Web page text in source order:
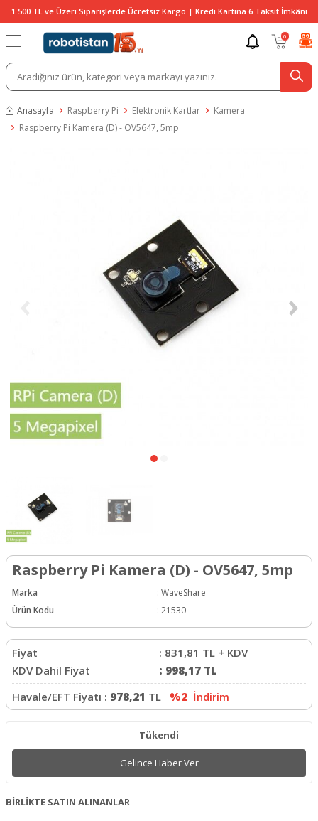
1.500 TL ve Üzeri Siparişlerde Ücretsiz Kargo | Kredi Kartına 6 Taksit İmkânı
0
Anasayfa Raspberry Pi Elektronik Kartlar
Kamera
Raspberry Pi Kamera (D) - OV5647, 5mp
Raspberry Pi Kamera (D) - OV5647, 5mp
Marka : WaveShare
Ürün Kodu
: 21530
Fiyat : 831,81 TL + KDV
KDV Dahil Fiyat
: 998,17 TL
Havale/EFT Fiyatı : 978,21 TL %2 İndirim
Tükendi
Gelince Haber Ver
BİRLİKTE SATIN ALINANLAR